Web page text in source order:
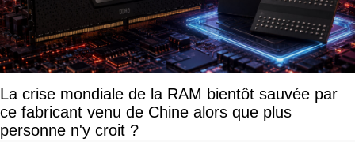
La crise mondiale de la RAM bientôt sauvée par
ce fabricant venu de Chine alors que plus
personne n'y croit ?